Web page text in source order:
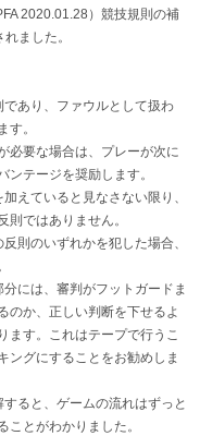
2020.01.28）競技規則の補
ました。
あり、ファウルとして扱わ
す。
必要な場合は、プレーが次に
テージを奨励します。
えていると見なさない限り、
ではありません。
則のいずれかを犯した場合、
には、審判がフットガードま
のか、正しい判断を下せるよ
ます。これはテープで行うこ
ングにすることをお勧めしま
ると、ゲームの流れはずっと
ことがわかりました。